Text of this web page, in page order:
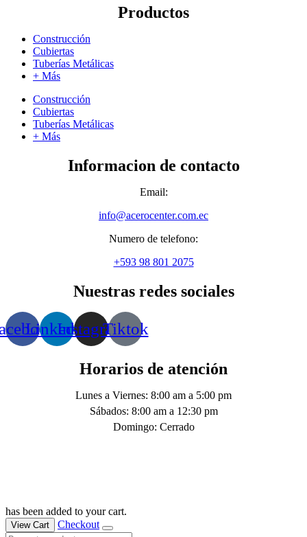
Productos
Construcción
Cubiertas
Tuberías Metálicas
+ Más
Construcción
Cubiertas
Tuberías Metálicas
+ Más
Informacion de contacto
Email:
info@acerocenter.com.ec
Numero de telefono:
+593 98 801 2075
Nuestras redes sociales
LinkedinInstagramTiktok
Horarios de atención
Lunes a Viernes: 8:00 am a 5:00 pm
Sábados: 8:00 am a 12:30 pm
Domingo: Cerrado
has been added to your cart.
View Cart Checkout